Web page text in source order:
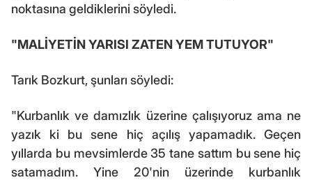
noktasına geldiklerini söyledi.
"MALİYETİN YARISI ZATEN YEM TUTUYOR"
Tarık Bozkurt, şunları söyledi:
"Kurbanlık ve damızlık üzerine çalışıyoruz ama ne
yazık ki bu sene hiç açılış yapamadık. Geçen
yıllarda bu mevsimlerde 35 tane sattım bu sene hiç
satamadım. Yine 20'nin üzerinde kurbanlık